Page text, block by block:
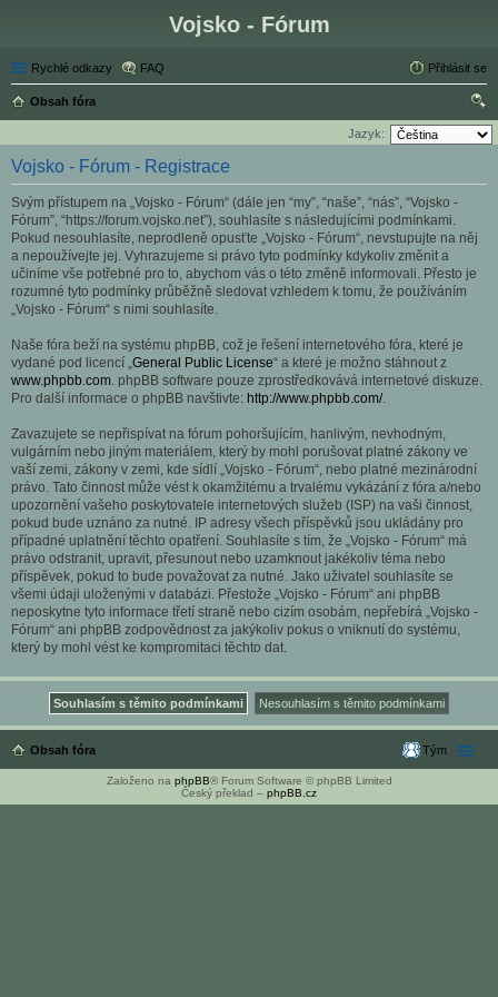
Vojsko - Fórum
Rychlé odkazy FAQ Přihlásit se
Obsah fóra
led
Jazyk:
Vojsko - Fórum - Registrace
Svým přístupem na „Vojsko - Fórum“ (dále jen “my”, “naše”, “nás”, “Vojsko -
Fórum”, “https://forum.vojsko.net”), souhlasíte s následujícími podmínkami.
Pokud nesouhlasíte, neprodleně opusťte „Vojsko - Fórum“, nevstupujte na něj
a nepoužívejte jej. Vyhrazujeme si právo tyto podmínky kdykoliv změnit a
učiníme vše potřebné pro to, abychom vás o této změně informovali. Přesto je
rozumné tyto podmínky průběžně sledovat vzhledem k tomu, že používáním
„Vojsko - Fórum“ s nimi souhlasíte.
Naše fóra beží na systému phpBB, což je řešení internetového fóra, které je
vydané pod licencí „General Public License“ a které je možno stáhnout z
www.phpbb.com. phpBB software pouze zprostředkovává internetové diskuze.
Pro další informace o phpBB navštivte: http://www.phpbb.com/.
Zavazujete se nepřispívat na fórum pohoršujícím, hanlivým, nevhodným,
vulgárním nebo jiným materiálem, který by mohl porušovat platné zákony ve
vaší zemi, zákony v zemi, kde sídlí „Vojsko - Fórum“, nebo platné mezinárodní
právo. Tato činnost může vést k okamžitému a trvalému vykázání z fóra a/nebo
upozornění vašeho poskytovatele internetových služeb (ISP) na vaši činnost,
pokud bude uznáno za nutné. IP adresy všech příspěvků jsou ukládány pro
případné uplatnění těchto opatření. Souhlasíte s tím, že „Vojsko - Fórum“ má
právo odstranit, upravit, přesunout nebo uzamknout jakékoliv téma nebo
příspěvek, pokud to bude považovat za nutné. Jako uživatel souhlasíte se
všemi údaji uloženými v databázi. Přestože „Vojsko - Fórum“ ani phpBB
neposkytne tyto informace třetí straně nebo cizím osobám, nepřebírá „Vojsko -
Fórum“ ani phpBB zodpovědnost za jakýkoliv pokus o vniknutí do systému,
který by mohl vést ke kompromitaci těchto dat.
Obsah fóra Tým
Založeno na phpBB® Forum Software © phpBB Limited
Český překlad – phpBB.cz